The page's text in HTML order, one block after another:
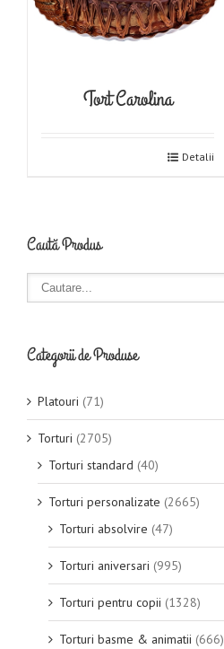
Tort Carolina
Detalii
Caută Produs
Categorii de Produse
Platouri (71)
Torturi (2705)
Torturi standard (40)
Torturi personalizate (2665)
Torturi absolvire (47)
Torturi aniversari (995)
Torturi pentru copii (1328)
Torturi basme & animatii (666)